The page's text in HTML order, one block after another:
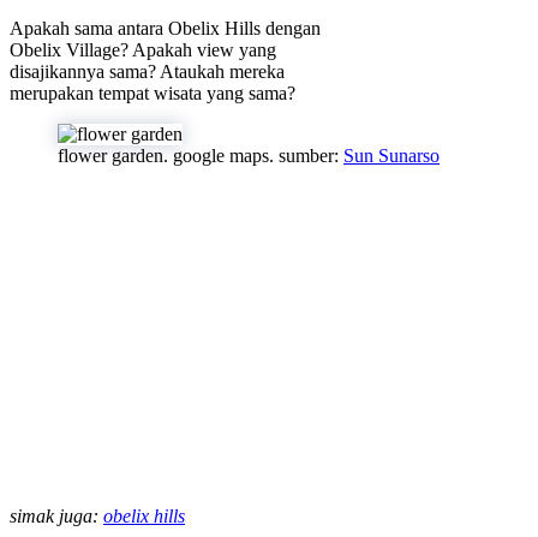
Apakah sama antara Obelix Hills dengan
Obelix Village? Apakah view yang
disajikannya sama? Ataukah mereka
merupakan tempat wisata yang sama?
flower garden. google maps. sumber: Sun Sunarso
simak juga: obelix hills